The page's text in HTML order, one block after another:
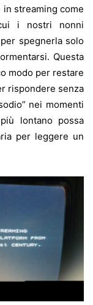
streaming come
i nostri nonni
spegnerla solo
Questa
modo per restare
rispondere senza
nei momenti
lontano possa
per leggere un